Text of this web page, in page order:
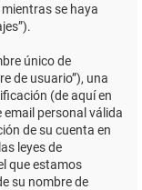
se haya
único de
de usuario”), una
(de aquí en
email personal válida
de su cuenta en
leyes de
que estamos
su nombre de